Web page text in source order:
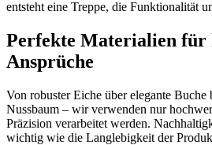
entsteht eine Treppe, die Funktionalität
Perfekte Materialien für
Ansprüche
Von robuster Eiche über elegante
Nussbaum – wir verwenden nur
Präzision verarbeitet werden.
wichtig wie die Langlebigkeit der